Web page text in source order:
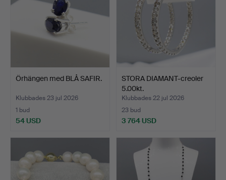
Örhängen med BLÅ SAFIR.
Klubbades 23 jul 2026
1 bud
54 USD
STORA DIAMANT-creoler
5.00kt.
Klubbades 22 jul 2026
23 bud
3 764 USD